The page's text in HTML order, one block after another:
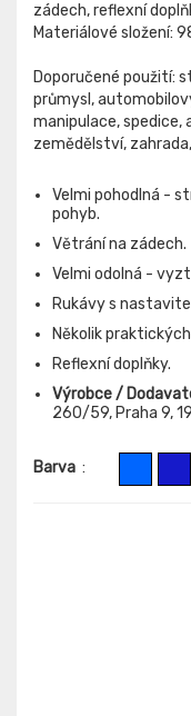
zádech, reflexní
Materiálové složení:
Doporučené použití:
průmysl,
manipulace, spedice,
zemědělství,
Velmi pohodlná -
pohyb.
Větrání na zádech.
Velmi odolná -
Rukávy s
Několik
Reflexní doplňky.
Výrobce /
260/59, Praha 9,
Barva :